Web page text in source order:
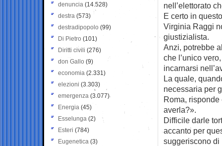
nell’elettorato
E certo in
Virginia Raggi
giustizialista.
Anzi, potrebbe
che l’unico
incarnarsi
La quale,
necessaria per
Roma,
averla?».
Difficile darle
accanto per
suggeriscono di
denuncia (14.528)
destra (573)
destradipopolo (99)
Di Pietro (101)
Diritti civili (276)
don Gallo (9)
economia (2.331)
elezioni (3.303)
emergenza (3.077)
Energia (45)
Esselunga (2)
Esteri (784)
Eugenetica (3)